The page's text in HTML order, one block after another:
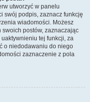
utworzyć w panelu
swój podpis, zaznacz funkcję
wiadomości. Możesz
postów, zaznaczając
tej funkcji, za
o niedodawaniu do niego
zaznaczenie z pola